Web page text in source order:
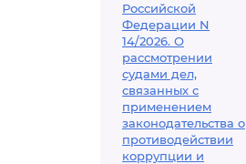
Российской
Федерации N
14/2026. О
рассмотрении
судами дел,
связанных с
применением
законодательства о
противодействии
коррупции и